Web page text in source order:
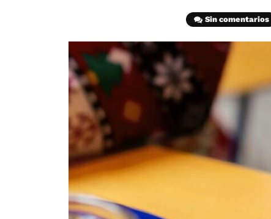
Sin comentarios